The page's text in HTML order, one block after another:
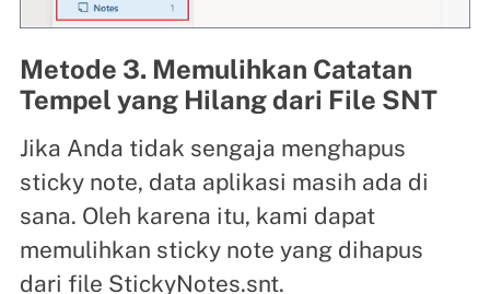
Metode 3. Memulihkan Catatan
Tempel yang Hilang dari File SNT
Jika Anda tidak sengaja menghapus
sticky note, data aplikasi masih ada di
sana. Oleh karena itu, kami dapat
memulihkan sticky note yang dihapus
dari file StickyNotes.snt.